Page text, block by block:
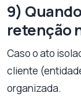
9)
retenção
Caso o ato
cliente
organizada.